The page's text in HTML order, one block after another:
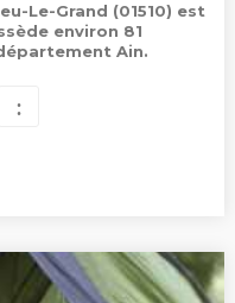
Le-Grand (01510) est
environ 81
Ain.